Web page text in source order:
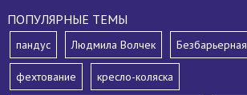
ПОПУЛЯРНЫЕ ТЕМЫ
пандус Людмила Волчек
фехтование кресло-коляска